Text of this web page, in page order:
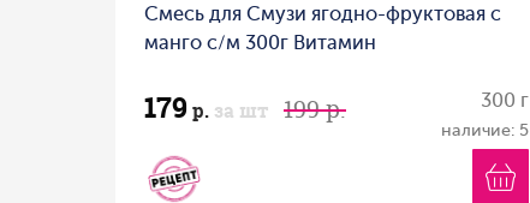
Смесь для Смузи ягодно-фруктовая с
манго с/м 300г Витамин
179р. за шт 199 р. 300 г
наличие: 5